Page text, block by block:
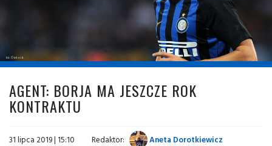
fot. © inter.it
AGENT: BORJA MA JESZCZE ROK
KONTRAKTU
31 lipca 2019 | 15:10 Redaktor:
Aneta Dorotkiewicz